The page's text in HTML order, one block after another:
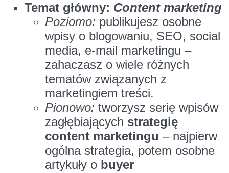
Temat główny: Content marketing
Poziomo: publikujesz osobne
wpisy o blogowaniu, SEO, social
media, e-mail marketingu –
zahaczasz o wiele różnych
tematów związanych z
marketingiem treści.
Pionowo: tworzysz serię wpisów
zagłębiających strategię
content marketingu – najpierw
ogólna strategia, potem osobne
artykuły o buyer